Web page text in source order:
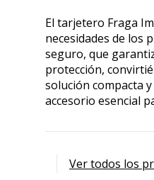
El tarjetero Fraga
necesidades de los
seguro, que
protección,
solución compacta
accesorio esencial
Ver todos los